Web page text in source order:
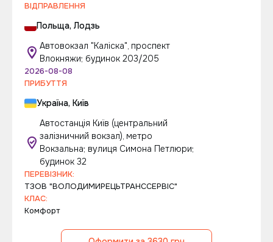
ВІДПРАВЛЕННЯ
Польща, Лодзь
Автовокзал "Каліска", проспект
Влокняжи; будинок 203/205
2026-08-08
ПРИБУТТЯ
Україна, Київ
Автостанція Київ (центральний
залізничний вокзал), метро
Вокзальна; вулиця Симона Петлюри;
будинок 32
ПЕРЕВІЗНИК:
ТЗОВ "ВОЛОДИМИРЕЦЬТРАНССЕРВІС"
КЛАС:
Комфорт